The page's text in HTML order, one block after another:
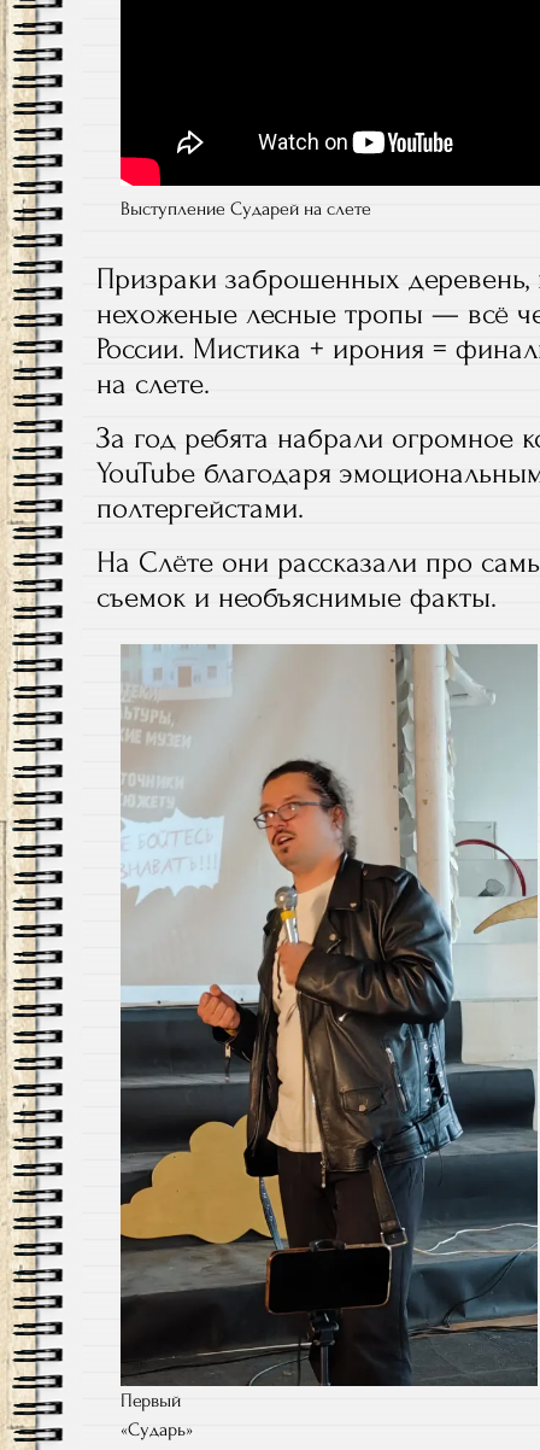
Выступление Сударей на слете
Призраки заброшенных деревень,
нехоженые лесные тропы — всё
России. Мистика + ирония =
на слете.
За год ребята набрали огромное
YouTube благодаря
полтергейстами.
На Слёте они рассказали про
съемок и необъяснимые факты.
Первый
«Сударь»